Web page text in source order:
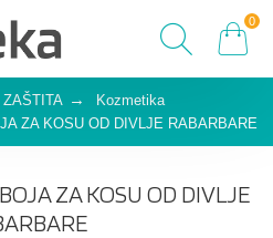
0
ZAŠTITA
Kozmetika
ZA KOSU OD DIVLJE RABARBARE
ZA KOSU OD DIVLJE